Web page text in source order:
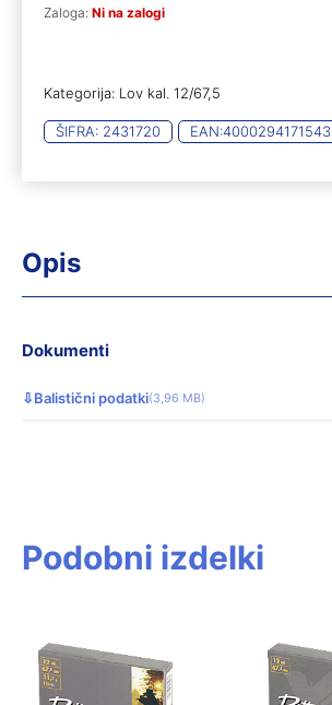
Zaloga: Ni na zalogi
Kategorija: Lov kal. 12/67,5
ŠIFRA: 2431720 EAN:4000294171543
Opis
Dokumenti
⇩Balistični podatki(3,96 MB)
Podobni izdelki